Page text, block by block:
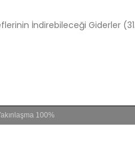
İndirebileceği Giderler
100%